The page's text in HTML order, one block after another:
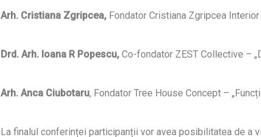
Arh. Cristiana Zgripcea, Fondator Cristiana Zgripcea
Drd. Arh. Ioana R Popescu, Co-fondator ZEST Collective –
Arh. Anca Ciubotaru, Fondator Tree House Concept –
La finalul conferinței participanții vor avea posibilitatea de a